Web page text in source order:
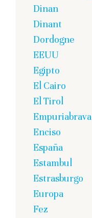
Dinan
Dinant
Dordogne
EEUU
Egipto
El Cairo
El Tirol
Empuriabrava
Enciso
España
Estambul
Estrasburgo
Europa
Fez